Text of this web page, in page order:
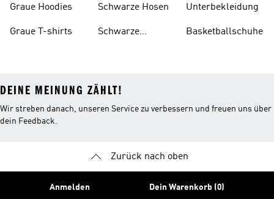
Graue Hoodies
Graue T-shirts
Schwarze Hosen
Schwarze
Unterbekleidung
Basketballschuhe
DEINE MEINUNG ZÄHLT!
Wir streben danach, unseren Service zu verbessern und freuen uns über
dein Feedback.
Zurück nach oben
Anmelden Dein Warenkorb (0)